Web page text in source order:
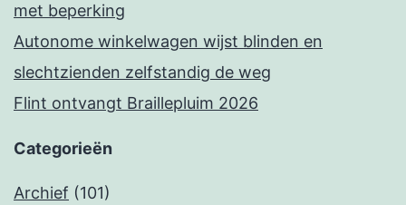
met beperking
Autonome winkelwagen wijst blinden en
slechtzienden zelfstandig de weg
Flint ontvangt Braillepluim 2026
Categorieën
Archief (101)